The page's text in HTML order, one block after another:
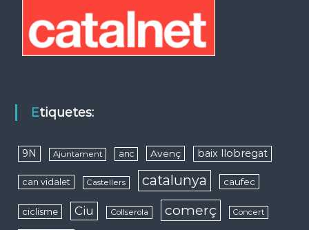
Etiquetes:
9N Ajuntament anc Avenç baix llobregat
can vidalet Castellers catalunya caufec
ciclisme Ciu Collserola comerç Concert